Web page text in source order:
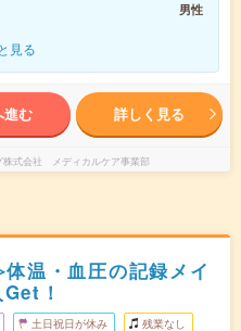
男性
見る
進む 詳しく見る
株式会社 メディカルケア事業部
温・血圧の記録メイ
！
土日祝日が休み 残業なし